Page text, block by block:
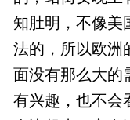
知肚明，不像美
法的，所以欧洲
面没有那么大的
有兴趣，也不会